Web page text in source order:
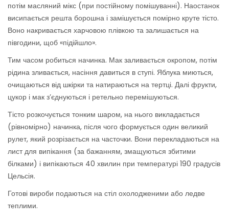
потім масляний мікс (при постійному помішуванні). Наостанок
висипається решта борошна і замішується помірно круте тісто.
Воно накривається харчовою плівкою та залишається на
півгодини, щоб «підійшло».
Тим часом робиться начинка. Мак заливається окропом, потім
рідина зливається, насіння давиться в ступі. Яблука миються,
очищаються від шкірки та натираються на тертці. Далі фрукти,
цукор і мак з’єднуються і ретельно перемішуються.
Тісто розкочується тонким шаром, на нього викладається
(рівномірно) начинка, після чого формується один великий
рулет, який розрізається на часточки. Вони перекладаються на
лист для випікання (за бажанням, змащуються збитими
білками) і випікаються 40 хвилин при температурі 190 градусів
Цельсія.
Готові вироби подаються на стіл охолодженими або ледве
теплими.